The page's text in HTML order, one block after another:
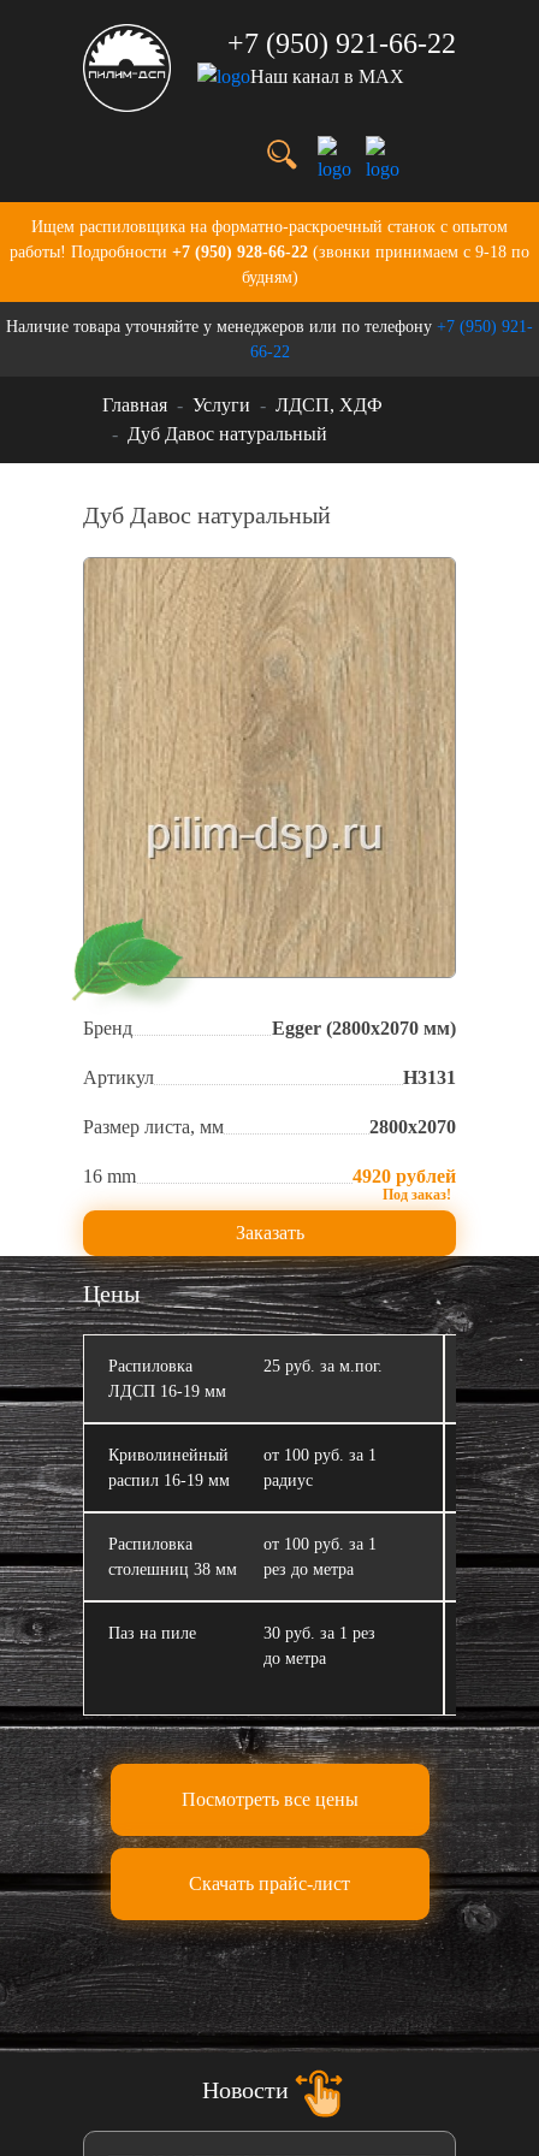
+7 (950) 921-66-22
Наш канал в MAX
Услуги
Портфолио
Производство
Бланки для заказов
Ищем распиловщика на форматно-раскроечный станок с опытом
работы! Подробности +7 (950) 928-66-22 (звонки принимаем с 9-18 по
будням)
Наличие товара уточняйте у менеджеров или по телефону +7 (950) 921-
66-22
Главная Услуги
ЛДСП, ХДФ
Дуб Давос натуральный
Дуб Давос натуральный
Бренд Egger (2800х2070 мм)
Артикул Н3131
Размер листа, мм 2800х2070
16 mm 4920 рублей
Заказать
Цены
Распиловка
ЛДСП 16‑19 мм
25 руб. за м.пог.
Криволинейный
распил 16‑19 мм
от 100 руб. за 1
радиус
ЛДСП
Распиловка
столешниц 38 мм
от 100 руб. за 1
рез до метра
Склейка
из ЛДСП
Паз на пиле
30 руб. за 1 рез
до метра
Завал
Посмотреть все цены
Скачать прайс-лист
Новости